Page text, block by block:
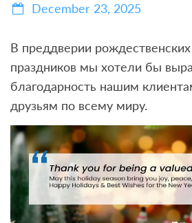
December 23, 2025
В преддверии
праздников мы хотели бы
благодарность нашим
друзьям по всему миру.